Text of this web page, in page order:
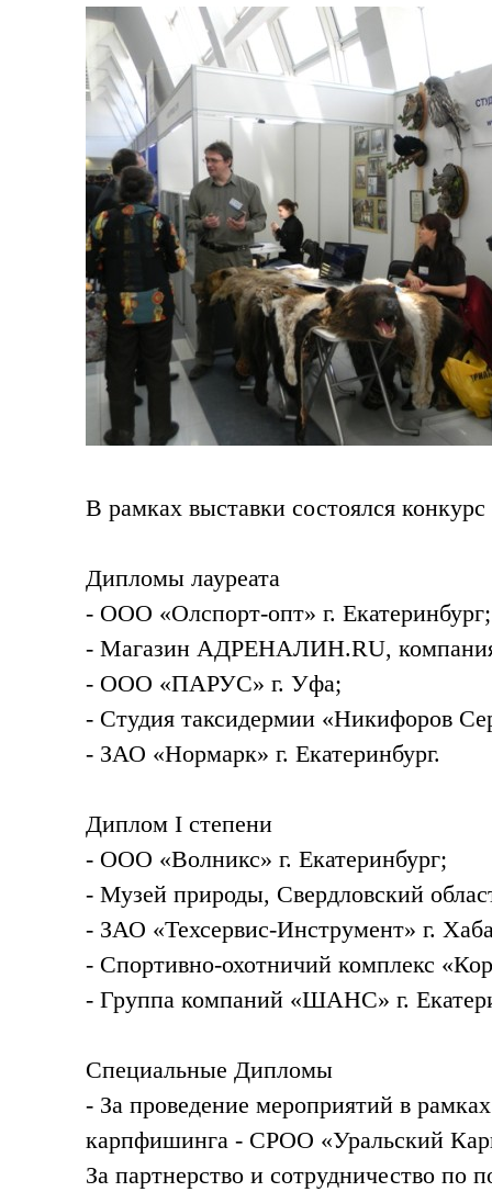
В рамках выставки состоялся
Дипломы лауреата
- ООО «Олспорт-опт» г. Екатеринбург;
- Магазин АДРЕНАЛИН.RU, компания
- ООО «ПАРУС» г. Уфа;
- Студия таксидермии «Никифоров
- ЗАО «Нормарк» г. Екатеринбург.
Диплом I степени
- ООО «Волникс» г. Екатеринбург;
- Музей природы, Свердловский
- ЗАО «Техсервис-Инструмент» г.
- Спортивно-охотничий комплекс
- Группа компаний «ШАНС» г.
Специальные Дипломы
- За проведение мероприятий в
карпфишинга - СРОО «Уральский
За партнерство и сотрудничество по